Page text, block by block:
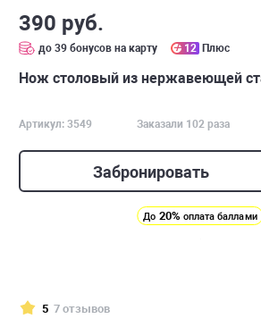
390 руб.
до 39 бонусов на карту 12 Плюс
Нож столовый из нержавеющей
Артикул: 3549 Заказали 102 раза
Забронировать
До 20% оплата баллами
5 7 отзывов